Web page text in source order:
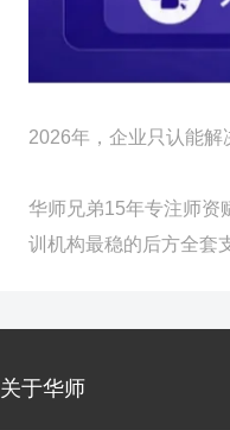
2026年，企业只认能
华师兄弟15年专注师资
训机构最稳的后方全套
关于华师